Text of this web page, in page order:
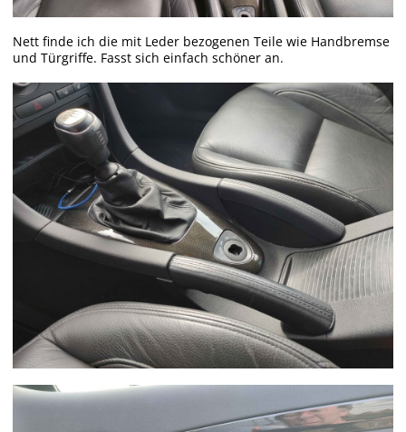
Nett finde ich die mit Leder bezogenen Teile wie Handbremse
und Türgriffe. Fasst sich einfach schöner an.